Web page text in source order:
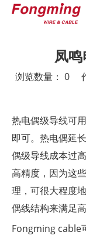
凤
浏览数量： 0作
热电偶级导线可
即可。热电偶延
偶级导线成本过
高精度，因为这
理，可很大程度
偶线结构来满足
Fongming cable